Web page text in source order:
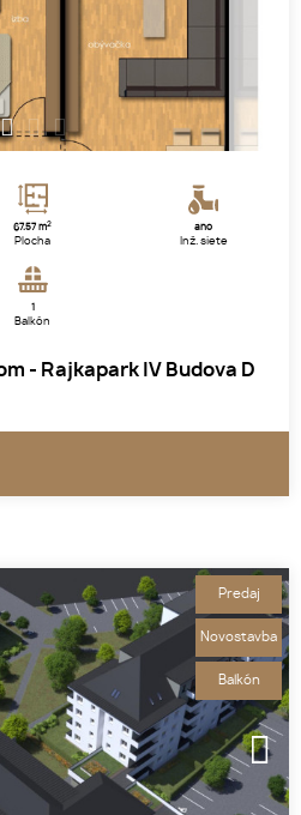
1 2 3
67.57 m2
Plocha
áno
Inž. siete
1
Balkón
- Rajkapark IV Budova D
Predaj
Novostavba
Balkón